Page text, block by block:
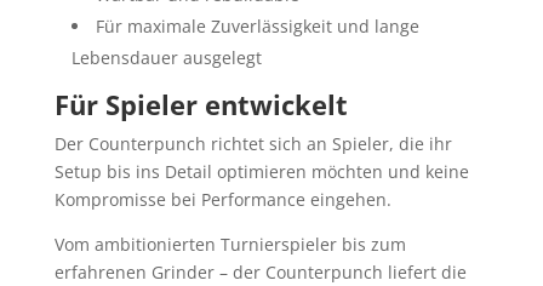
Für maximale Zuverlässigkeit und lange
Lebensdauer ausgelegt
Für Spieler entwickelt
Der Counterpunch richtet sich an Spieler, die ihr
Setup bis ins Detail optimieren möchten und keine
Kompromisse bei Performance eingehen.
Vom ambitionierten Turnierspieler bis zum
erfahrenen Grinder – der Counterpunch liefert die